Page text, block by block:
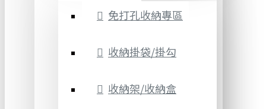
免打孔收納專區
收納掛袋/掛勾
收納架/收納盒